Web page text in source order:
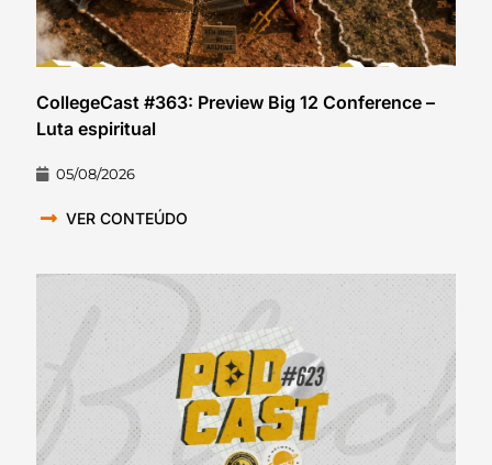
CollegeCast #363: Preview Big 12 Conference –
Luta espiritual
05/08/2026
VER CONTEÚDO